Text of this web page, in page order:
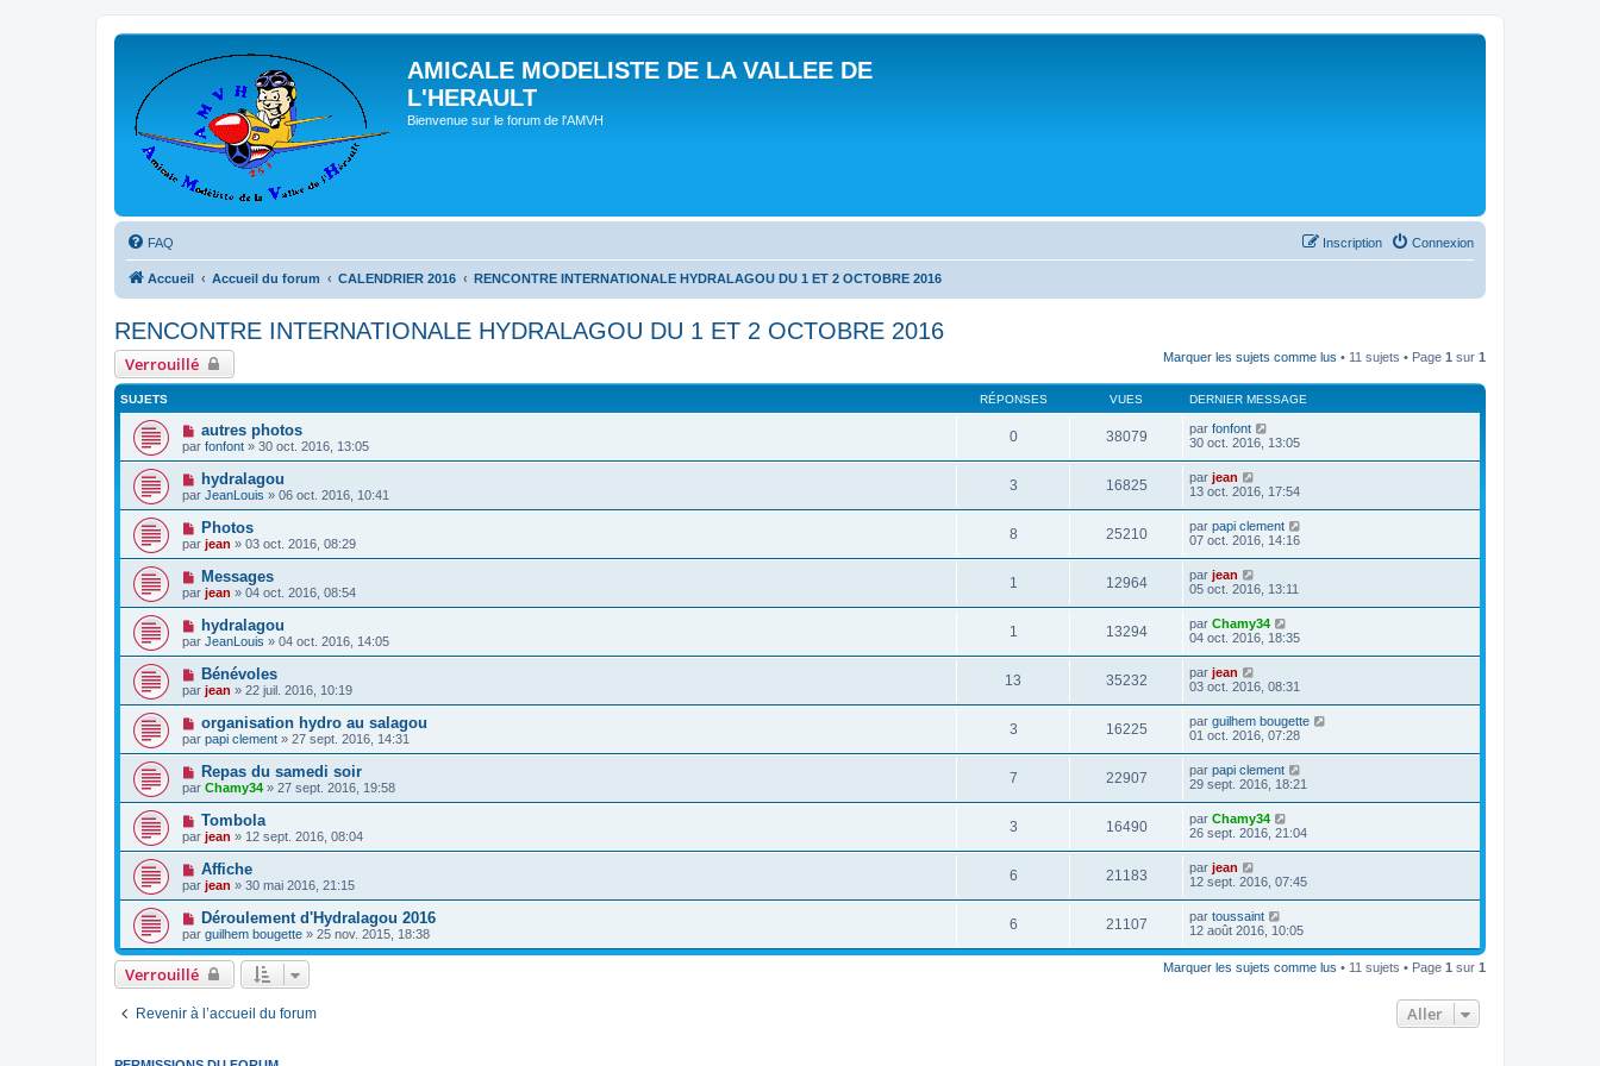
AMICALE MODELISTE DE LA VALLEE DE
L'HERAULT
Bienvenue sur le forum de l'AMVH
FAQ Connexion
Inscription
Accueil Accueil du forum CALENDRIER 2016 RENCONTRE INTERNATIONALE HYDRALAGOU DU 1 ET 2 OCTOBRE 2016
RENCONTRE INTERNATIONALE HYDRALAGOU DU 1 ET 2 OCTOBRE 2016
Verrouillé Marquer les sujets comme lus • 11 sujets • Page 1 sur 1
SUJETS RÉPONSES VUES DERNIER MESSAGE
autres photos
par fonfont » 30 oct. 2016, 13:05
0 38079 par fonfont
30 oct. 2016, 13:05
hydralagou
par JeanLouis » 06 oct. 2016, 10:41
3 16825 par jean
13 oct. 2016, 17:54
Photos
par jean » 03 oct. 2016, 08:29
8 25210 par papi clement
07 oct. 2016, 14:16
Messages
par jean » 04 oct. 2016, 08:54
1 12964 par jean
05 oct. 2016, 13:11
hydralagou
par JeanLouis » 04 oct. 2016, 14:05
1 13294 par Chamy34
04 oct. 2016, 18:35
Bénévoles
par jean » 22 juil. 2016, 10:19
13 35232 par jean
03 oct. 2016, 08:31
organisation hydro au salagou
par papi clement » 27 sept. 2016, 14:31
3 16225 par guilhem bougette
01 oct. 2016, 07:28
Repas du samedi soir
par Chamy34 » 27 sept. 2016, 19:58
7 22907 par papi clement
29 sept. 2016, 18:21
Tombola
par jean » 12 sept. 2016, 08:04
3 16490 par Chamy34
26 sept. 2016, 21:04
Affiche
par jean » 30 mai 2016, 21:15
6 21183 par jean
12 sept. 2016, 07:45
Déroulement d'Hydralagou 2016
par guilhem bougette » 25 nov. 2015, 18:38
6 21107 par toussaint
12 août 2016, 10:05
Verrouillé Marquer les sujets comme lus • 11 sujets • Page 1 sur 1
Revenir à l’accueil du forum Aller